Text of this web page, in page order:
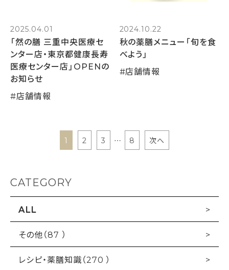
2025.04.01
「然の膳 三重中央医療セ
ンター店・東京都健康長寿
医療センター店」OPENの
お知らせ
#店舗情報
2024.10.22
秋の薬膳メニュー「旬を食
べよう」
#店舗情報
の
ペ
ー
ジ
1 2 3 … 8 次へ
CATEGORY
ALL
その他（87 ）
レシピ・薬膳知識（270 ）